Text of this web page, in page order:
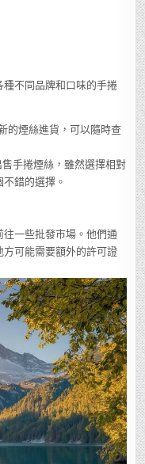
不同品牌和口味的手捲
的煙絲進貨，可以隨時查
手捲煙絲，雖然選擇相對
錯的選擇。
一些批發市場。他們通
可能需要額外的許可證